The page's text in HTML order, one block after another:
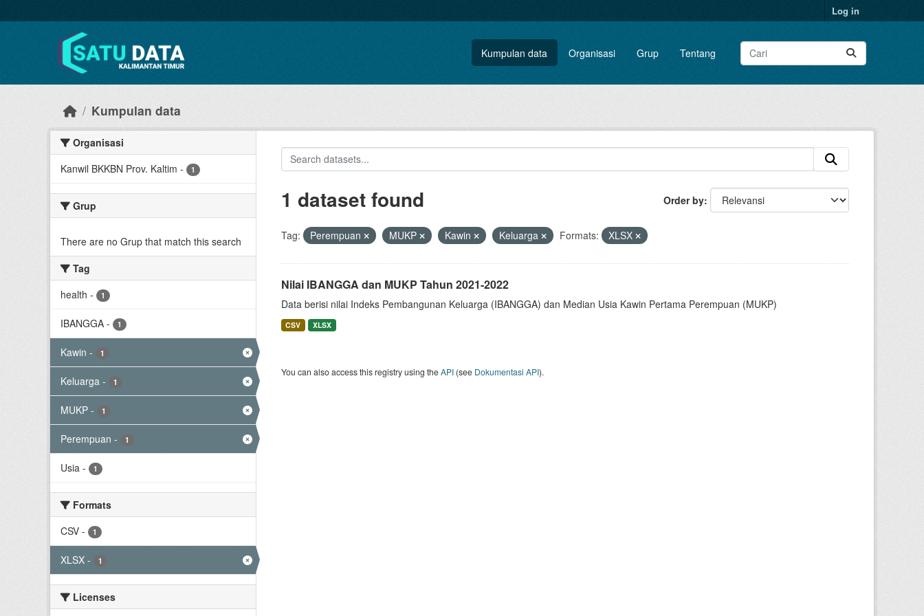
Log in
Kumpulan data Organisasi Grup Tentang
Kumpulan data
Organisasi
Kanwil BKKBN Prov. Kaltim - 1
Grup
There are no Grup that match this search
Tag
health - 1
IBANGGA - 1
Kawin - 1
Keluarga - 1
MUKP - 1
Perempuan - 1
Usia - 1
Formats
CSV - 1
XLSX - 1
Licenses
Order by
1 dataset found
Tag: Perempuan MUKP Kawin Keluarga Formats: XLSX
Nilai IBANGGA dan MUKP Tahun 2021-2022
Data berisi nilai Indeks Pembangunan Keluarga (IBANGGA) dan Median Usia Kawin Pertama Perempuan (MUKP)
CSV XLSX
You can also access this registry using theAPI(see Dokumentasi API).